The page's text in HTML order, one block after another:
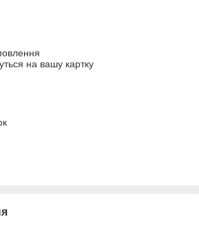
на вашу картку